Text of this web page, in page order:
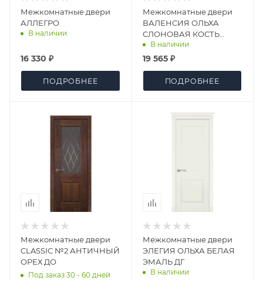
Межкомнатные двери
АЛЛЕГРО
В наличии
16 330 ₽
ПОДРОБНЕЕ
Межкомнатные двери
ВАЛЕНСИЯ ОЛЬХА
СЛОНОВАЯ КОСТЬ
ЭМАЛЬ ДГ
В наличии
19 565 ₽
ПОДРОБНЕЕ
Межкомнатные двери
CLASSIC №2 АНТИЧНЫЙ
ОРЕХ ДО
Под заказ 30 - 60 дней
Межкомнатные двери
ЭЛЕГИЯ ОЛЬХА БЕЛАЯ
ЭМАЛЬ ДГ
В наличии